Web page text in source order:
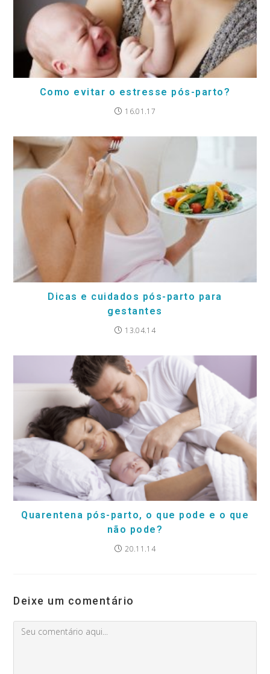
Como evitar o estresse pós-parto?
16.01.17
Dicas e cuidados pós-parto para
gestantes
13.04.14
Quarentena pós-parto, o que pode e o que
não pode?
20.11.14
Deixe um comentário
Comment